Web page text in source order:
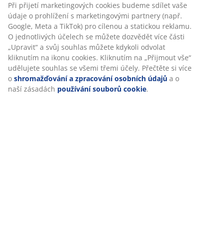
Při přijetí marketingových cookies budeme sdílet vaše
údaje o prohlížení s marketingovými partnery (např.
Google, Meta a TikTok) pro cílenou a statickou reklamu.
O jednotlivých účelech se můžete dozvědět více části
„Upravit“ a svůj souhlas můžete kdykoli odvolat
kliknutím na ikonu cookies. Kliknutím na „Přijmout vše“
udělujete souhlas se všemi třemi účely. Přečtěte si více
o shromažďování a zpracování osobních údajů a o
naší zásadách používání souborů cookie.